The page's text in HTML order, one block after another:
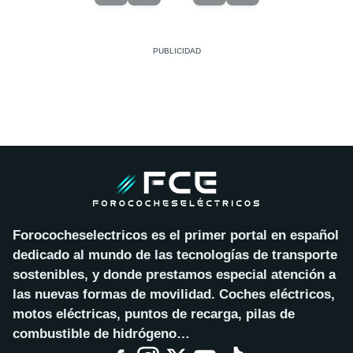
Forococheselectricos es el primer portal en español
dedicado al mundo de las tecnologías de transporte
sostenibles, y donde prestamos especial atención a
las nuevas formas de movilidad. Coches eléctricos,
motos eléctricas, puntos de recarga, pilas de
combustible de hidrógeno…